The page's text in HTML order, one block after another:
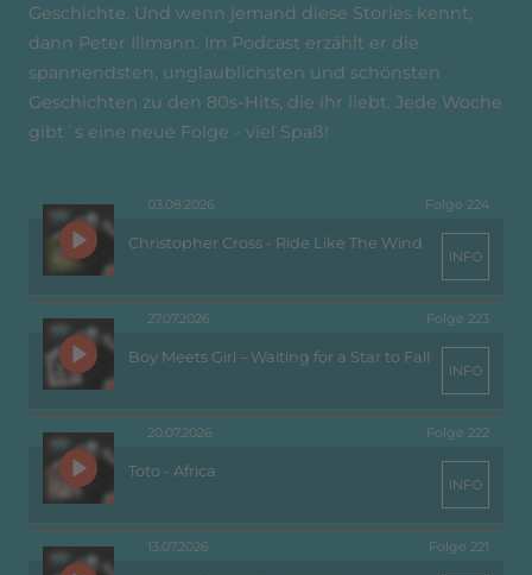
Geschichte. Und wenn jemand diese Stories kennt,
dann Peter Illmann. Im Podcast erzählt er die
spannendsten, unglaublichsten und schönsten
Geschichten zu den 80s-Hits, die ihr liebt. Jede Woche
gibt´s eine neue Folge - viel Spaß!
03.08.2026 Folge 224
Christopher Cross - Ride Like The Wind
INFO
27.07.2026 Folge 223
Boy Meets Girl – Waiting for a Star to Fall
INFO
20.07.2026 Folge 222
Toto - Africa
INFO
13.07.2026 Folge 221